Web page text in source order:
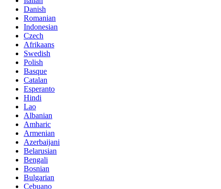
Danish
Romanian
Indonesian
Czech
Afrikaans
Swedish
Polish
Basque
Catalan
Esperanto
Hindi
Lao
Albanian
Amharic
Armenian
Azerbaijani
Belarusian
Bengali
Bosnian
Bulgarian
Cebuano